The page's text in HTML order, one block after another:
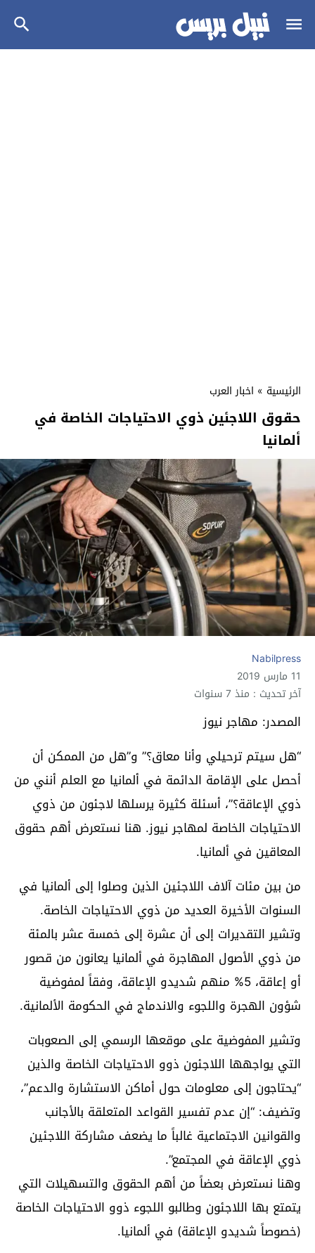
الرئيسية » اخبار العرب
حقوق اللاجئين ذوي الاحتياجات الخاصة في
ألمانيا
Nabilpress
11 مارس 2019
آخر تحديث : منذ 7 سنوات
المصدر: مهاجر نيوز
“هل سيتم ترحيلي وأنا معاق؟” و”هل من الممكن أن
أحصل على الإقامة الدائمة في ألمانيا مع العلم أنني من
ذوي الإعاقة؟”، أسئلة كثيرة يرسلها لاجئون من ذوي
الاحتياجات الخاصة لمهاجر نيوز. هنا نستعرض أهم حقوق
المعاقين في ألمانيا.
من بين مئات آلاف اللاجئين الذين وصلوا إلى ألمانيا في
السنوات الأخيرة العديد من ذوي الاحتياجات الخاصة.
وتشير التقديرات إلى أن عشرة إلى خمسة عشر بالمئة
من ذوي الأصول المهاجرة في ألمانيا يعانون من قصور
أو إعاقة، 5% منهم شديدو الإعاقة، وفقاً لمفوضية
شؤون الهجرة واللجوء والاندماج في الحكومة الألمانية.
وتشير المفوضية على موقعها الرسمي إلى الصعوبات
التي يواجهها اللاجئون ذوو الاحتياجات الخاصة والذين
“يحتاجون إلى معلومات حول أماكن الاستشارة والدعم”،
وتضيف: “إن عدم تفسير القواعد المتعلقة بالأجانب
والقوانين الاجتماعية غالباً ما يضعف مشاركة اللاجئين
ذوي الإعاقة في المجتمع”.
وهنا نستعرض بعضاً من أهم الحقوق والتسهيلات التي
يتمتع بها اللاجئون وطالبو اللجوء ذوو الاحتياجات الخاصة
(خصوصاً شديدو الإعاقة) في ألمانيا.